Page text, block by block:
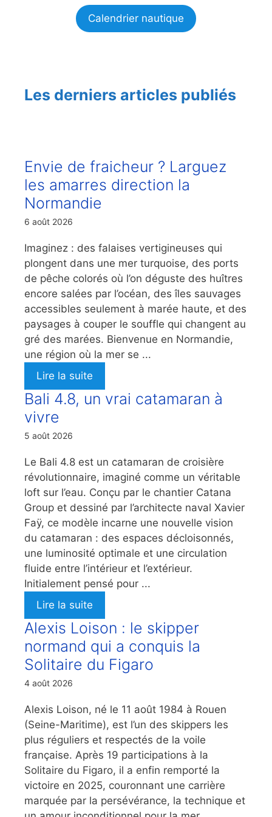
Calendrier nautique
Les derniers articles publiés
Envie de fraicheur ? Larguez
les amarres direction la
Normandie
6 août 2026
Imaginez : des falaises vertigineuses qui
plongent dans une mer turquoise, des ports
de pêche colorés où l’on déguste des huîtres
encore salées par l’océan, des îles sauvages
accessibles seulement à marée haute, et des
paysages à couper le souffle qui changent au
gré des marées. Bienvenue en Normandie,
une région où la mer se ...
Lire la suite
Bali 4.8, un vrai catamaran à
vivre
5 août 2026
Le Bali 4.8 est un catamaran de croisière
révolutionnaire, imaginé comme un véritable
loft sur l’eau. Conçu par le chantier Catana
Group et dessiné par l’architecte naval Xavier
Faÿ, ce modèle incarne une nouvelle vision
du catamaran : des espaces décloisonnés,
une luminosité optimale et une circulation
fluide entre l’intérieur et l’extérieur.
Initialement pensé pour ...
Lire la suite
Alexis Loison : le skipper
normand qui a conquis la
Solitaire du Figaro
4 août 2026
Alexis Loison, né le 11 août 1984 à Rouen
(Seine-Maritime), est l’un des skippers les
plus réguliers et respectés de la voile
française. Après 19 participations à la
Solitaire du Figaro, il a enfin remporté la
victoire en 2025, couronnant une carrière
marquée par la persévérance, la technique et